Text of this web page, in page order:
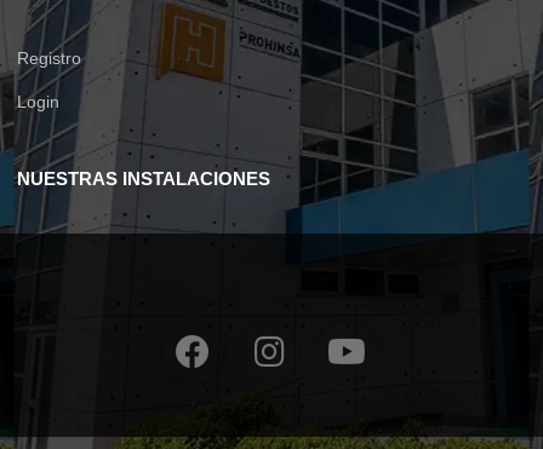
Registro
Login
NUESTRAS INSTALACIONES